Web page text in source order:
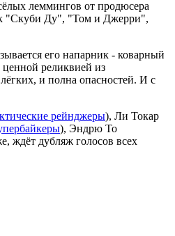
леммингов от продюсера
"Скуби Ду", "Том и Джерри",
его напарник - коварный
ценной реликвией из
и полна опасностей. И с
рейнджеры), Ли Токар
), Эндрю То
ждёт дубляж голосов всех